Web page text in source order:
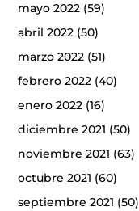
mayo 2022(59)
abril 2022(50)
marzo 2022(51)
febrero 2022(40)
enero 2022(16)
diciembre 2021 (50)
noviembre 2021 (63)
octubre 2021 (60)
septiembre 2021 (50)